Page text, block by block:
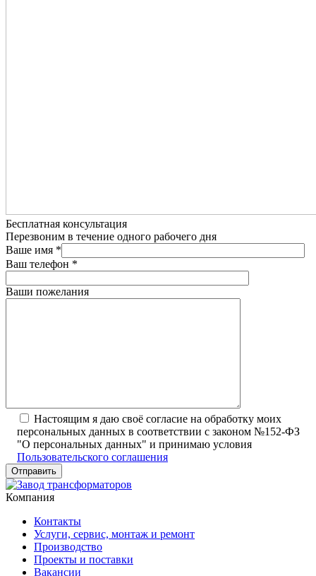
Бесплатная консультация
Перезвоним в течение одного рабочего дня
Ваше имя *
Ваш телефон *
Ваши пожелания
Настоящим я даю своё согласие на обработку моих
персональных данных в соответствии с законом №152-ФЗ
"О персональных данных" и принимаю условия
Пользовательского соглашения
Компания
Контакты
Услуги, сервис, монтаж и ремонт
Производство
Проекты и поставки
Вакансии